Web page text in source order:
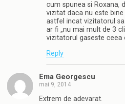
cum spunea si Roxana,
vizitat daca nu este
astfel incat vizitatorul
ar fi „nu mai mult de 3
vizitatorul gaseste ceea
Reply
Ema Georgescu
mai 9, 2014
Extrem de adevarat.